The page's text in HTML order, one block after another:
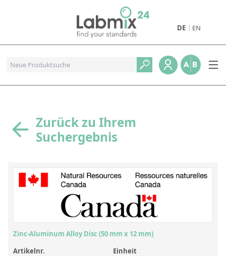
DE EN
Referenzstandards für die Industrie und Geologie
Referenzstandards für die Umweltanalytik
Referenzstandards für physikalische Eigenschaften
Organische Referenzstandards
Zurück zu Ihrem
Suchergebnis
Zinc-Aluminum Alloy Disc (50 mm x 12 mm)
Artikelnr.
Einheit